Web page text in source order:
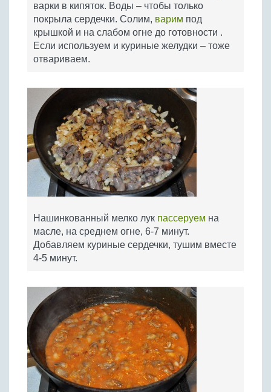
варки в кипяток. Воды – чтобы только
покрыла сердечки. Солим, варим под
крышкой и на слабом огне до готовности .
Если используем и куриные желудки – тоже
отвариваем.
Нашинкованный мелко лук пассеруем на
масле, на среднем огне, 6-7 минут.
Добавляем куриные сердечки, тушим вместе
4-5 минут.